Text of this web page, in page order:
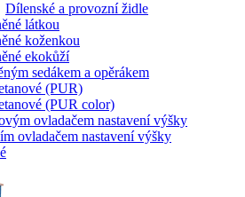
Dílenské a provozní židle
látkou
koženkou
ekokůží
sedákem a opěrákem
(PUR)
(PUR color)
ovladačem nastavení výšky
ovladačem nastavení výšky